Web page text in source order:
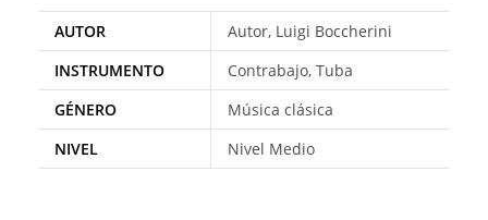
AUTOR
Autor, Luigi Boccherini
INSTRUMENTO
Contrabajo, Tuba
GÉNERO
Música clásica
NIVEL
Nivel Medio